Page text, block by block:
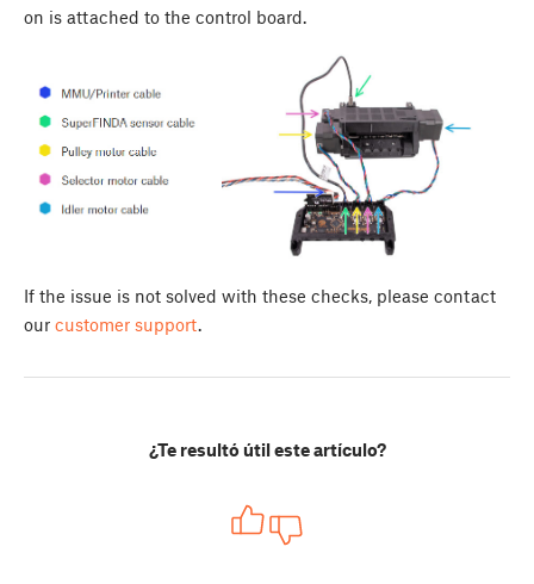
on is attached to the control board.
If the issue is not solved with these checks, please contact
our customer support.
¿Te resultó útil este artículo?